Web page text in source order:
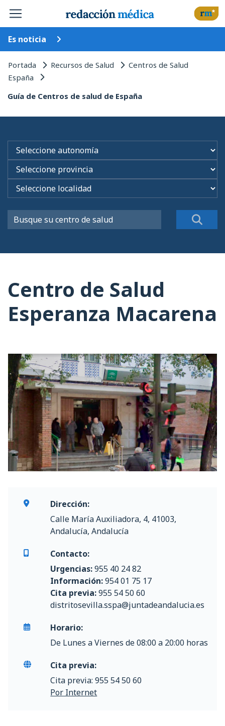
Es noticia
Portada Recursos de Salud Centros de Salud
España
Guía de Centros de salud de España
Centro de Salud
Esperanza Macarena
Dirección:
Calle María Auxiliadora, 4, 41003,
Andalucía, Andalucía
Contacto:
Urgencias:955 40 24 82
Información:954 01 75 17
Cita previa:955 54 50 60
distritosevilla.sspa@juntadeandalucia.es
Horario:
De Lunes a Viernes de 08:00 a 20:00 horas
Cita previa:
Cita previa: 955 54 50 60
Por Internet